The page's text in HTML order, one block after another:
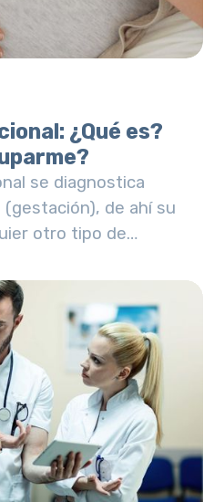
¿Qué es?
se diagnostica
de ahí su
otro tipo de
manera en que tus
(azúcar) del cuerpo. Si
altos niveles de la
dificultades en el
la salud del bebé.